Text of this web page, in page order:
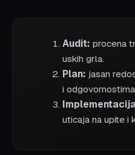
Audit: procena
uskih grla.
Plan: jasan
i
uticaja na upite i